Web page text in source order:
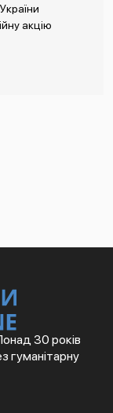
акцію
30 років
гуманітарну